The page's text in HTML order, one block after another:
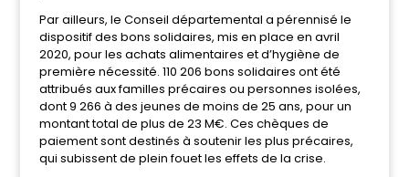
Par ailleurs, le Conseil départemental a pérennisé le
dispositif des bons solidaires, mis en place en avril
2020, pour les achats alimentaires et d’hygiène de
première nécessité. 110 206 bons solidaires ont été
attribués aux familles précaires ou personnes isolées,
dont 9 266 à des jeunes de moins de 25 ans, pour un
montant total de plus de 23 M€. Ces chèques de
paiement sont destinés à soutenir les plus précaires,
qui subissent de plein fouet les effets de la crise.